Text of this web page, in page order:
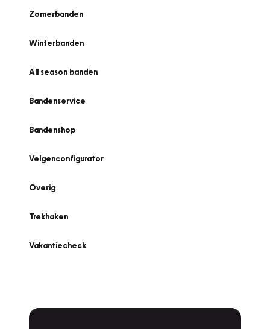
Zomerbanden
Winterbanden
All season banden
Bandenservice
Bandenshop
Velgenconfigurator
Overig
Trekhaken
Vakantiecheck